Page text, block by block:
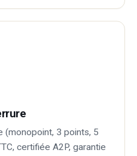
(monopoint, 3 points, 5
certifiée A2P, garantie